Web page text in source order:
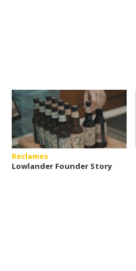
Reclames
Lowlander Founder Story